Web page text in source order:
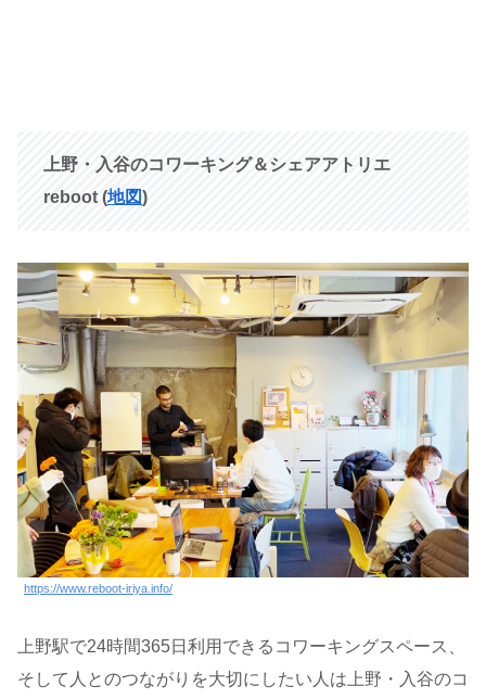
上野・入谷のコワーキング＆シェアアトリエ
reboot (地図)
https://www.reboot-iriya.info/
上野駅で24時間365日利用できるコワーキングスペース、
そして人とのつながりを大切にしたい人は上野・入谷のコ